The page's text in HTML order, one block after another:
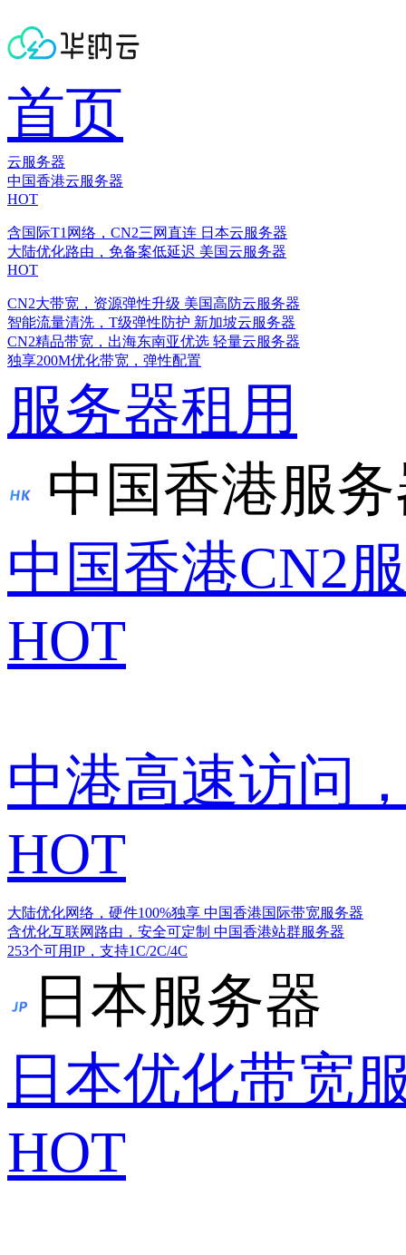
首页
云服务器
中国香港云服务器
HOT
含国际T1网络，CN2三网直连 日本云服务器
大陆优化路由，免备案低延迟 美国云服务器
HOT
CN2大带宽，资源弹性升级 美国高防云服务器
智能流量清洗，T级弹性防护 新加坡云服务器
CN2精品带宽，出海东南亚优选 轻量云服务器
独享200M优化带宽，弹性配置
服务器租用
中国香港服
中国香港CN2
HOT
中港高速访问
HOT
大陆优化网络，硬件100%独享 中国香港国际带宽服务器
含优化互联网路由，安全可定制 中国香港站群服务器
253个可用IP，支持1C/2C/4C
日本服务器
日本优化带宽
HOT